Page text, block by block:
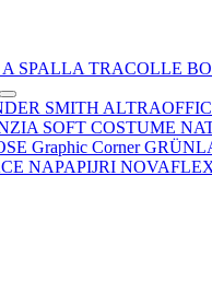
SPALLA TRACOLLE
SMITH
SOFT COSTUME
Graphic Corner
NAPAPIJRI